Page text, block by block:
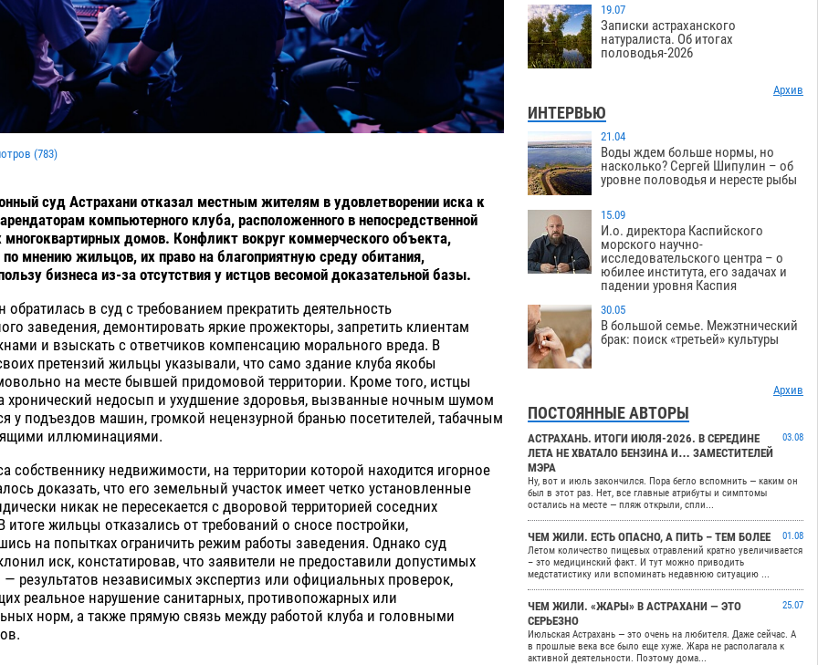
(783)
суд Астрахани отказал местным жителям в удовлетворении иска к
компьютерного клуба, расположенного в непосредственной
многоквартирных домов. Конфликт вокруг коммерческого объекта,
мнению жильцов, их право на благоприятную среду обитания,
бизнеса из-за отсутствия у истцов весомой доказательной базы.
обратилась в суд с требованием прекратить деятельность
заведения, демонтировать яркие прожекторы, запретить клиентам
и взыскать с ответчиков компенсацию морального вреда. В
претензий жильцы указывали, что само здание клуба якобы
на месте бывшей придомовой территории. Кроме того, истцы
хронический недосып и ухудшение здоровья, вызванные ночным шумом
у подъездов машин, громкой нецензурной бранью посетителей, табачным
иллюминациями.
собственнику недвижимости, на территории которой находится игорное
доказать, что его земельный участок имеет четко установленные
никак не пересекается с дворовой территорией соседних
итоге жильцы отказались от требований о сносе постройки,
на попытках ограничить режим работы заведения. Однако суд
иск, констатировав, что заявители не предоставили допустимых
— результатов независимых экспертиз или официальных проверок,
реальное нарушение санитарных, противопожарных или
норм, а также прямую связь между работой клуба и головными
19.07
Записки астраханского
натуралиста. Об итогах
половодья-2026
Архив
ИНТЕРВЬЮ
21.04
Воды ждем больше нормы, но
насколько? Сергей Шипулин – об
уровне половодья и нересте рыбы
15.09
И.о. директора Каспийского
морского научно-
исследовательского центра – о
юбилее института, его задачах и
падении уровня Каспия
30.05
В большой семье. Межэтнический
брак: поиск «третьей» культуры
Архив
ПОСТОЯННЫЕ АВТОРЫ
АСТРАХАНЬ. ИТОГИ ИЮЛЯ-2026. В СЕРЕДИНЕ
ЛЕТА НЕ ХВАТАЛО БЕНЗИНА И… ЗАМЕСТИТЕЛЕЙ
МЭРА
03.08
Ну, вот и июль закончился. Пора бегло вспомнить — каким он
был в этот раз. Нет, все главные атрибуты и симптомы
остались на месте — пляж открыли, спли...
ЧЕМ ЖИЛИ. ЕСТЬ ОПАСНО, А ПИТЬ – ТЕМ БОЛЕЕ
01.08
Летом количество пищевых отравлений кратно увеличивается
– это медицинский факт. И тут можно приводить
медстатистику или вспоминать недавнюю ситуацию ...
ЧЕМ ЖИЛИ. «ЖАРЫ» В АСТРАХАНИ — ЭТО
СЕРЬЕЗНО
25.07
Июльская Астрахань — это очень на любителя. Даже сейчас. А
в прошлые века все было еще хуже. Жара не располагала к
активной деятельности. Поэтому дома...